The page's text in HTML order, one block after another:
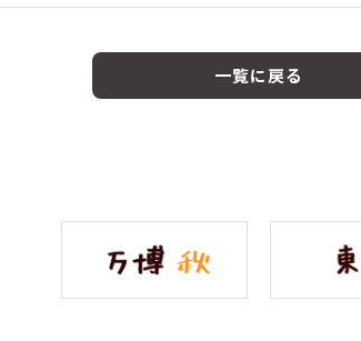
一覧に戻る